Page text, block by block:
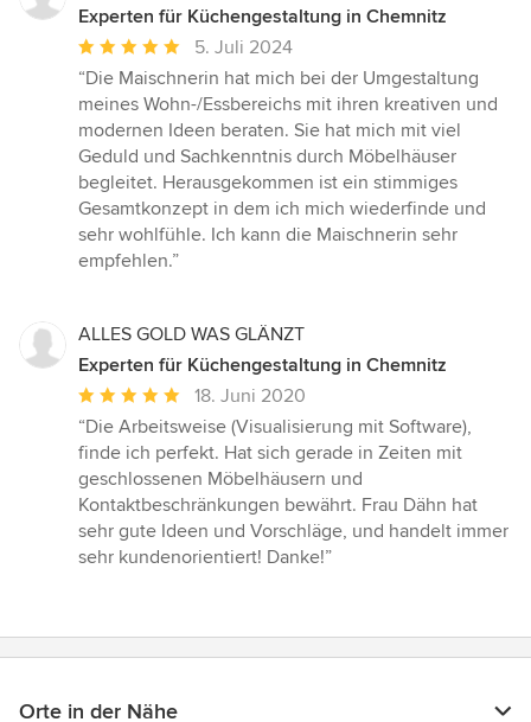
Experten für Küchengestaltung in Chemnitz
Durchschnittliche
Bewertung:
5
von
5
Sternen
5. Juli 2024
“Die Maischnerin hat mich bei der Umgestaltung
meines Wohn-/Essbereichs mit ihren kreativen und
modernen Ideen beraten. Sie hat mich mit viel
Geduld und Sachkenntnis durch Möbelhäuser
begleitet. Herausgekommen ist ein stimmiges
Gesamtkonzept in dem ich mich wiederfinde und
sehr wohlfühle. Ich kann die Maischnerin sehr
empfehlen.”
ALLES GOLD WAS GLÄNZT
Experten für Küchengestaltung in Chemnitz
Durchschnittliche
Bewertung:
5
von
5
Sternen
18. Juni 2020
“Die Arbeitsweise (Visualisierung mit Software),
finde ich perfekt. Hat sich gerade in Zeiten mit
geschlossenen Möbelhäusern und
Kontaktbeschränkungen bewährt. Frau Dähn hat
sehr gute Ideen und Vorschläge, und handelt immer
sehr kundenorientiert! Danke!”
Orte in der Nähe